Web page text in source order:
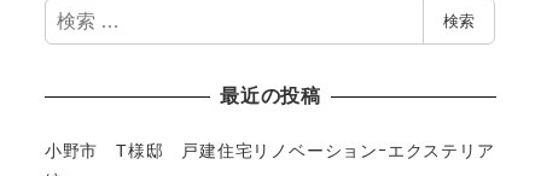
検
索
検索
最近の投稿
小野市 T様邸 戸建住宅リノベーションｰエクステリア